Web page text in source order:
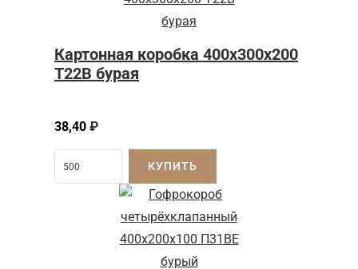
Картонная коробка 400x300x200
Т22B бурая
38,40 ₽
КУПИТЬ